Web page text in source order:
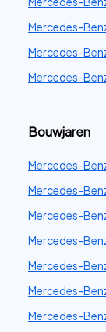
Mercedes-
Mercedes-
Mercedes-
Bouwjaren
Mercedes-
Mercedes-
Mercedes-
Mercedes-
Mercedes-
Mercedes-
Mercedes-